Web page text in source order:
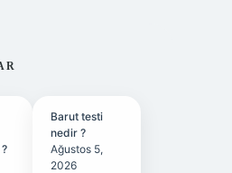
Barut testi
nedir ?
Ağustos 5,
2026